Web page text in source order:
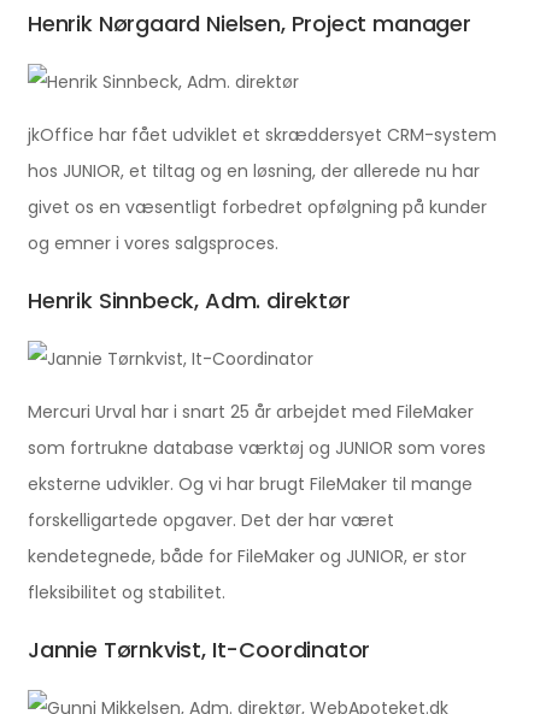
Henrik Nørgaard Nielsen, Project manager
jkOffice har fået udviklet et skræddersyet CRM-system
hos JUNIOR, et tiltag og en løsning, der allerede nu har
givet os en væsentligt forbedret opfølgning på kunder
og emner i vores salgsproces.
Henrik Sinnbeck, Adm. direktør
Mercuri Urval har i snart 25 år arbejdet med FileMaker
som fortrukne database værktøj og JUNIOR som vores
eksterne udvikler. Og vi har brugt FileMaker til mange
forskelligartede opgaver. Det der har været
kendetegnede, både for FileMaker og JUNIOR, er stor
fleksibilitet og stabilitet.
Jannie Tørnkvist, It-Coordinator